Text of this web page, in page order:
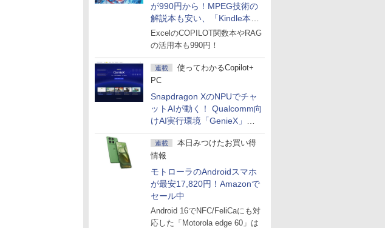
が990円から！MPEG技術の
解説本も安い、「Kindle本サ
マーセール」第2弾開始！
ExcelのCOPILOT関数本やRAG
の活用本も990円！
連載
使ってわかるCopilot+
PC
Snapdragon XのNPUでチャ
ットAIが動く！ Qualcomm向
けAI実行環境「GenieX」を
試してみた
連載
本日みつけたお買い得
情報
モトローラのAndroidスマホ
が最安17,820円！Amazonで
セール中
Android 16でNFC/FeliCaにも対
応した「Motorola edge 60」は